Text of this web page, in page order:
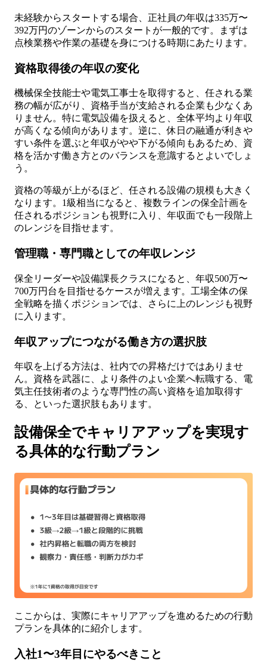
未経験からスタートする場合、正社員の年収は335万〜
392万円のゾーンからのスタートが一般的です。まずは
点検業務や作業の基礎を身につける時期にあたります。
資格取得後の年収の変化
機械保全技能士や電気工事士を取得すると、任される業
務の幅が広がり、資格手当が支給される企業も少なくあ
りません。特に電気設備を扱えると、全体平均より年収
が高くなる傾向があります。逆に、休日の融通が利きや
すい条件を選ぶと年収がやや下がる傾向もあるため、資
格を活かす働き方とのバランスを意識するとよいでしょ
う。
資格の等級が上がるほど、任される設備の規模も大きく
なります。1級相当になると、複数ラインの保全計画を
任されるポジションも視野に入り、年収面でも一段階上
のレンジを目指せます。
管理職・専門職としての年収レンジ
保全リーダーや設備課長クラスになると、年収500万〜
700万円台を目指せるケースが増えます。工場全体の保
全戦略を描くポジションでは、さらに上のレンジも視野
に入ります。
年収アップにつながる働き方の選択肢
年収を上げる方法は、社内での昇格だけではありませ
ん。資格を武器に、より条件のよい企業へ転職する、電
気主任技術者のような専門性の高い資格を追加取得す
る、といった選択肢もあります。
設備保全でキャリアアップを実現す
る具体的な行動プラン
ここからは、実際にキャリアアップを進めるための行動
プランを具体的に紹介します。
入社1〜3年目にやるべきこと